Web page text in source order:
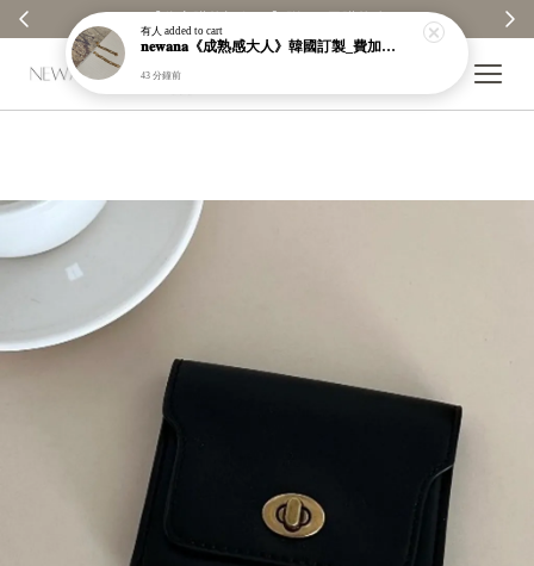
有人 added to cart
𝐧𝐞𝐰𝐚𝐧𝐚《成熟感大人》韓國訂製_費加羅雙戴式耳環｜鏈條｜鍊子｜醫療鋼｜鍍18k｜現貨＋預購【n388】
43 分鐘前